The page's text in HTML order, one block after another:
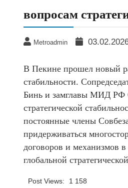
вопросам
Metroadmin
В Пекине прошел новый
стабильности.
Бинь и замглавы МИД РФ
стратегической
постоянные члены
придерживаться
договоров и механизмов
глобальной
Post Views: 1 158